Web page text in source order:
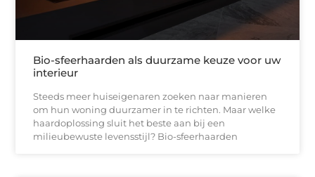
Bio-sfeerhaarden als duurzame keuze voor uw
interieur
Steeds meer huiseigenaren zoeken naar manieren
om hun woning duurzamer in te richten. Maar welke
haardoplossing sluit het beste aan bij een
milieubewuste levensstijl? Bio-sfeerhaarden